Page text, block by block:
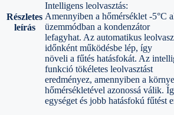
Részletes
leírás
Intelligens leolvasztás:
Amennyiben a hőmérséklet -5°C
üzemmódban a kondenzátor
lefagyhat. Az automatikus
időnként működésbe lép, így
növeli a fűtés hatásfokát. Az
funkció tökéletes leolvasztást
eredményez, amennyiben a
hőmérsékletével azonossá válik.
egységet és jobb hatásfokú fűtést